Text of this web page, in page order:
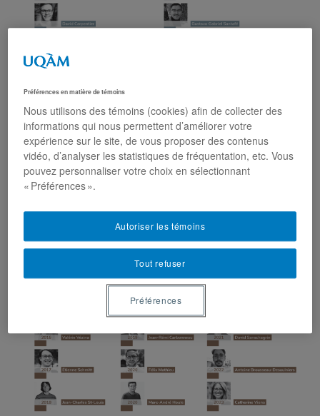
Préférences en matière de témoins
Nous utilisons des témoins (cookies) afin de collecter des
informations qui nous permettent d’améliorer votre
expérience sur le site, de vous proposer des contenus
vidéo, d’analyser les statistiques de fréquentation, etc. Vous
pouvez personnaliser votre choix en sélectionnant
« Préférences ».
Tout refuser
Autoriser les témoins
Préférences